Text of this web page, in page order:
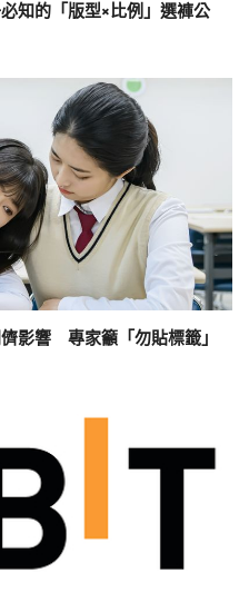
知的「版型×比例」選褲公
影響 專家籲「勿貼標籤」